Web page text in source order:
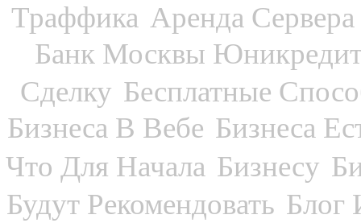
Траффика Аренда Сервера
Банк Москвы
Сделку Бесплатные
Бизнеса В Вебе Бизнеса
Что Для Начала Бизнесу
Будут Рекомендовать Блог